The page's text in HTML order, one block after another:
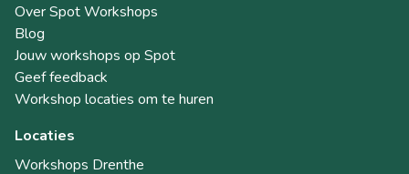
Over Spot Workshops
Blog
Jouw workshops op Spot
Geef feedback
Workshop locaties om te huren
Locaties
Workshops Drenthe